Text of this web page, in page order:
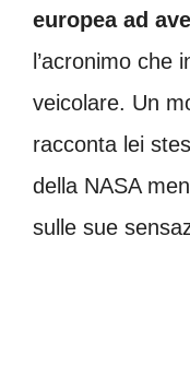
europea ad
l’acronimo che
veicolare. Un
racconta lei
della NASA
sulle sue